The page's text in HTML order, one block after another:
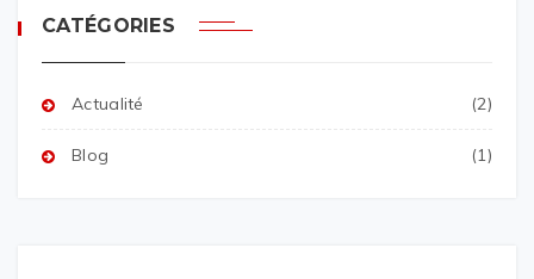
CATÉGORIES
Actualité (2)
Blog (1)